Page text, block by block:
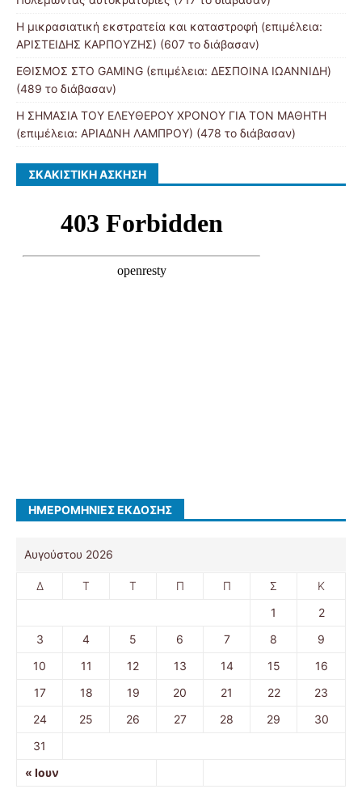
Η μικρασιατική εκστρατεία και καταστροφή (επιμέλεια:
ΑΡΙΣΤΕΙΔΗΣ ΚΑΡΠΟΥΖΗΣ) (607 το διάβασαν)
ΕΘΙΣΜΟΣ ΣΤΟ GAMING (επιμέλεια: ΔΕΣΠΟΙΝΑ ΙΩΑΝΝΙΔΗ)
(489 το διάβασαν)
Η ΣΗΜΑΣΙΑ ΤΟΥ ΕΛΕΥΘΕΡΟΥ ΧΡΟΝΟΥ ΓΙΑ ΤΟΝ ΜΑΘΗΤΗ
(επιμέλεια: ΑΡΙΑΔΝΗ ΛΑΜΠΡΟΥ) (478 το διάβασαν)
ΣΚΑΚΙΣΤΙΚΉ ΆΣΚΗΣΗ
ΗΜΕΡΟΜΗΝΊΕΣ ΈΚΔΟΣΗΣ
Αυγούστου 2026
Δ Τ Τ Π Π Σ Κ
« Ιουν
1
2
3
4 5 6 7 8
9
10
11 12 13 14 15
16
17
18 19 20 21 22
23
24
25 26 27 28 29
30
31